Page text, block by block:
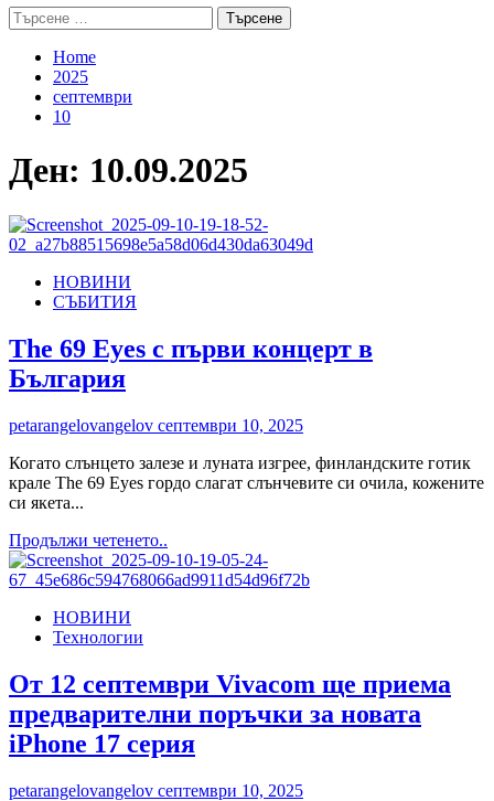
Търсене
за:
Home
2025
септември
10
Ден: 10.09.2025
НОВИНИ
СЪБИТИЯ
The 69 Eyes с първи концерт в
България
petarangelovangelov септември 10, 2025
Когато слънцето залезе и луната изгрее, финландските готик
крале The 69 Eyes гордо слагат слънчевите си очила, кожените
си якета...
Продължи четенето..
more
about
първи
концерт
в
България
НОВИНИ
Технологии
От 12 септември Vivacom ще приема
предварителни поръчки за новата
iPhone 17 серия
petarangelovangelov септември 10, 2025